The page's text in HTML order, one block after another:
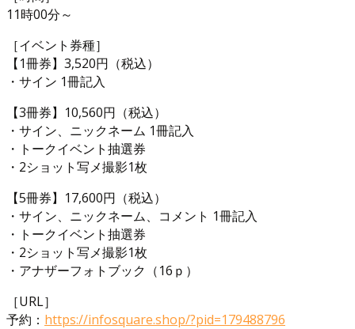
11時00分～
［イベント券種］
【1冊券】3,520円（税込）
・サイン 1冊記入
【3冊券】10,560円（税込）
・サイン、ニックネーム 1冊記入
・トークイベント抽選券
・2ショット写メ撮影1枚
【5冊券】17,600円（税込）
・サイン、ニックネーム、コメント 1冊記入
・トークイベント抽選券
・2ショット写メ撮影1枚
・アナザーフォトブック（16ｐ）
［URL］
予約： https://infosquare.shop/?pid=179488796